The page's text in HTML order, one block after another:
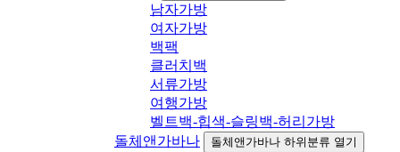
남자가방
여자가방
백팩
클러치백
서류가방
여행가방
벨트백-힙색-슬링백-허리가방
돌체앤가바나
돌체앤가바나 하위분류 열기